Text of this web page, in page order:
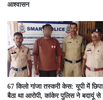
आश्वासन
67 किलो गांजा तस्करी केस: यूपी में छिपा
बैठा था आरोपी, कांकेर पुलिस ने बदायूं से